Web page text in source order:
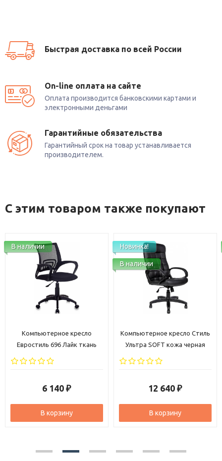
Быстрая доставка по всей России
On-line оплата на сайте
Оплата производится банковскими картами и
электронными деньгами
Гарантийные обязательства
Гарантийный срок на товар устанавливается
производителем.
С этим товаром также покупают
В наличии
Компьютерное кресло
Евростиль 696 Лайк ткань
6 140 ₽
В корзину
Новинка!
В наличии
Компьютерное кресло Стиль
Ультра SOFT кожа черная
12 640 ₽
В корзину